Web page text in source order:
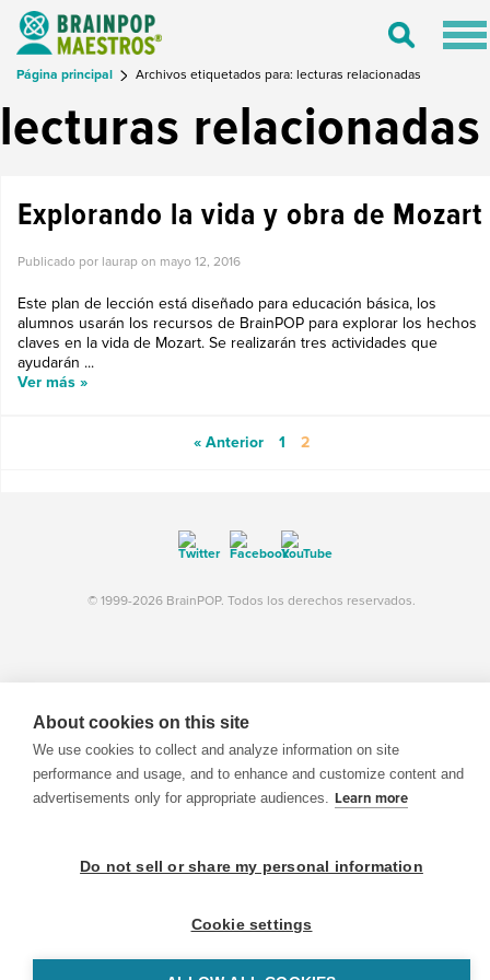
Toggle
Página principal Archivos etiquetados para: lecturas relacionadas
lecturas relacionadas
Explorando la vida y obra de Mozart
Publicado por laurap on mayo 12, 2016
Este plan de lección está diseñado para educación básica, los
alumnos usarán los recursos de BrainPOP para explorar los hechos
claves en la vida de Mozart. Se realizarán tres actividades que
ayudarán ...
Ver más »
« Anterior 1 2
© 1999-2026 BrainPOP. Todos los derechos reservados.
About cookies on this site
We use cookies to collect and analyze information on site
performance and usage, and to enhance and customize content and
advertisements only for appropriate audiences. Learn more
Do not sell or share my personal information
Cookie settings